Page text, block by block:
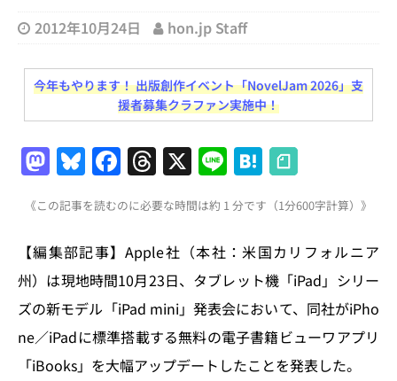
2012年10月24日 hon.jp Staff
今年もやります！ 出版創作イベント「NovelJam 2026」支
援者募集クラファン実施中！
M
a
st
o
d
o
n
Bl
u
e
s
k
y
F
a
c
e
b
o
o
k
T
h
re
a
d
s
X Li
n
e
H
at
e
n
a
《この記事を読むのに必要な時間は約 1 分です（1分600字計算）》
【編集部記事】Apple社（本社：米国カリフォルニア
州）は現地時間10月23日、タブレット機「iPad」シリー
ズの新モデル「iPad mini」発表会において、同社がiPho
ne／iPadに標準搭載する無料の電子書籍ビューワアプリ
「iBooks」を大幅アップデートしたことを発表した。